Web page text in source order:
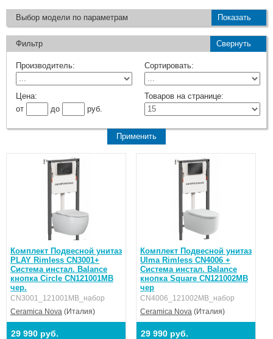
Выбор модели по параметрам Показать
Фильтр Свернуть
Производитель: Сортировать:
Цена:
от
до руб.
Товаров на странице:
Комплект Подвесной унитаз
PLAY Rimless CN3001+
Система инстал. Balance
кнопка Circle CN121001MB
чер.
CN3001_121001MB_набор
Ceramica Nova (Италия)
29 990 руб.
Комплект Подвесной унитаз
Ulma Rimless CN4006 +
Система инстал. Balance
кнопка Square CN121002MB
чер
CN4006_121002MB_набор
Ceramica Nova (Италия)
29 990 руб.